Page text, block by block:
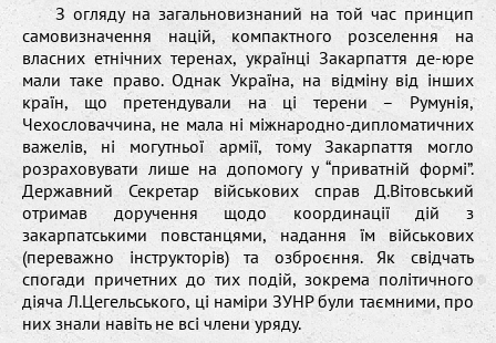
З огляду на загальновизнаний на той час принцип
самовизначення націй, компактного розселення на
власних етнічних теренах, українці Закарпаття де-юре
мали таке право. Однак Україна, на відміну від інших
країн, що претендували на ці терени – Румунія,
Чехословаччина, не мала ні міжнародно-дипломатичних
важелів, ні могутньої армії, тому Закарпаття могло
розраховувати лише на допомогу у “приватній формі”.
Державний Секретар військових справ Д.Вітовський
отримав доручення щодо координації дій з
закарпатськими повстанцями, надання їм військових
(переважно інструкторів) та озброєння. Як свідчать
спогади причетних до тих подій, зокрема політичного
діяча Л.Цегельського, ці наміри ЗУНР були таємними, про
них знали навіть не всі члени уряду.